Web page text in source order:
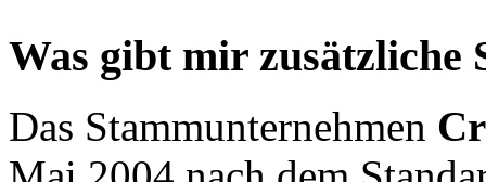
Was gibt mir zusätzliche
Das Stammunternehmen